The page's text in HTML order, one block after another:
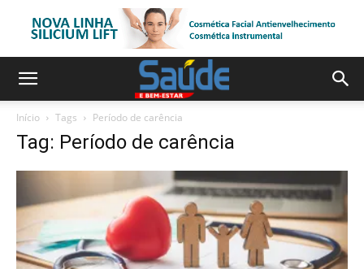
Início Tags Período de carência
Tag: Período de carência